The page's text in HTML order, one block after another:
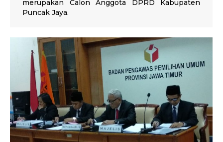
merupakan Calon Anggota DPRD Kabupaten
Puncak Jaya.